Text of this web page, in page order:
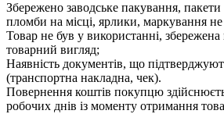
Збережено заводське пакування,
пломби на місці, ярлики, маркування
Товар не був у використанні, збережена
товарний вигляд;
Наявність документів, що
(транспортна накладна, чек).
Повернення коштів покупцю
робочих днів із моменту отримання